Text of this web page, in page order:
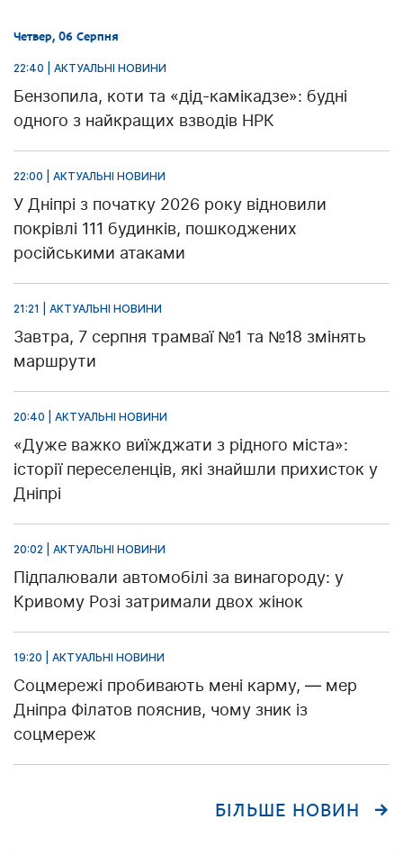
Четвер, 06 Серпня
22:40 | АКТУАЛЬНІ НОВИНИ
Бензопила, коти та «дід-камікадзе»: будні
одного з найкращих взводів НРК
22:00 | АКТУАЛЬНІ НОВИНИ
У Дніпрі з початку 2026 року відновили
покрівлі 111 будинків, пошкоджених
російськими атаками
21:21 | АКТУАЛЬНІ НОВИНИ
Завтра, 7 серпня трамваї №1 та №18 змінять
маршрути
20:40 | АКТУАЛЬНІ НОВИНИ
«Дуже важко виїжджати з рідного міста»:
історії переселенців, які знайшли прихисток у
Дніпрі
20:02 | АКТУАЛЬНІ НОВИНИ
Підпалювали автомобілі за винагороду: у
Кривому Розі затримали двох жінок
19:20 | АКТУАЛЬНІ НОВИНИ
Соцмережі пробивають мені карму, — мер
Дніпра Філатов пояснив, чому зник із
соцмереж
БІЛЬШЕ НОВИН